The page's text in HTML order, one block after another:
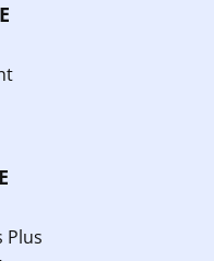
Plus